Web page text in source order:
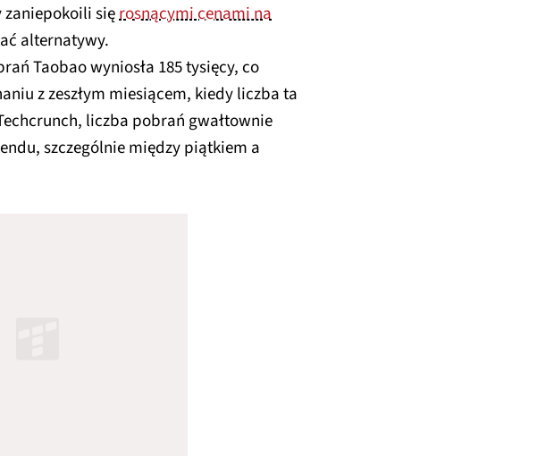
zaniepokoili sięrosnącymi cenami na
alternatywy.
Taobao wyniosła 185 tysięcy, co
z zeszłym miesiącem, kiedy liczba ta
liczba pobrań gwałtownie
szczególnie między piątkiem a